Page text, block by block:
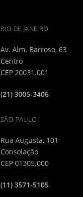
RIO DE JANEIRO
Av. Alm. Barroso, 63
Centro
CEP 20031.001
(21) 3005-3406
SÃO PAULO
Rua Augusta, 101
Consolação
CEP 01305.000
(11) 3571-5105